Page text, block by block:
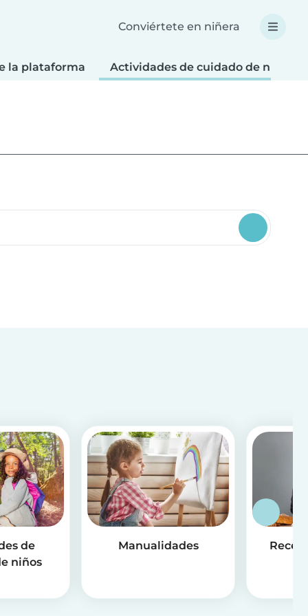
Conviértete en niñera
la plataforma Actividades de cuidado de niños
de
niños
Manualidades